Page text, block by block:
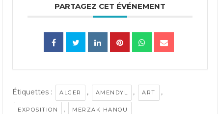
PARTAGEZ CET ÉVÉNEMENT
Étiquettes : ALGER , AMENDYL , ART ,
EXPOSITION , MERZAK HANOU